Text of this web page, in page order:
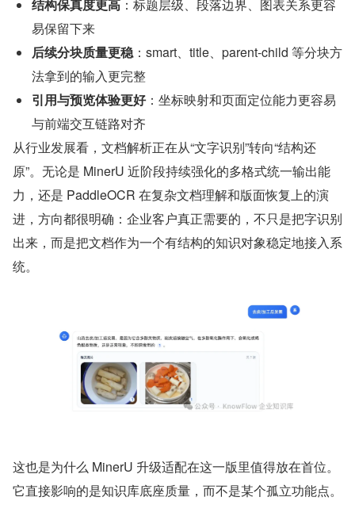
结构保真度更高 ​：标题层级、段落边界、图表关系更容
易保留下来
后续分块质量更稳​：smart、title、parent-child 等分块方
法拿到的输入更完整
引用与预览体验更好​：坐标映射和页面定位能力更容易
与前端交互链路对齐
从行业发展看，文档解析正在从“文字识别”转向“结构还
原”。无论是 MinerU 近阶段持续强化的多格式统一输出能
力，还是 PaddleOCR 在复杂文档理解和版面恢复上的演
进，方向都很明确：企业客户真正需要的，不只是把字识别
出来，而是把文档作为一个有结构的知识对象稳定地接入系
统。
这也是为什么 MinerU 升级适配在这一版里值得放在首位。
它直接影响的是知识库底座质量，而不是某个孤立功能点。